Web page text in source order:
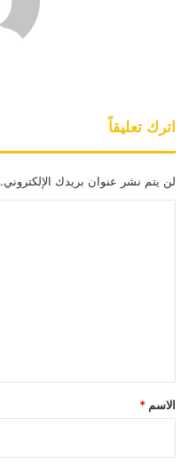
اترك تعليقاً
لن يتم نشر عنوان بريدك الإلكتروني.
*
الاسم *